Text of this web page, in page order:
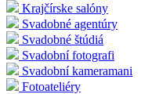
Krajčírske salóny
Svadobné agentúry
Svadobné štúdiá
Svadobní fotografi
Svadobní kameramani
Fotoateliéry